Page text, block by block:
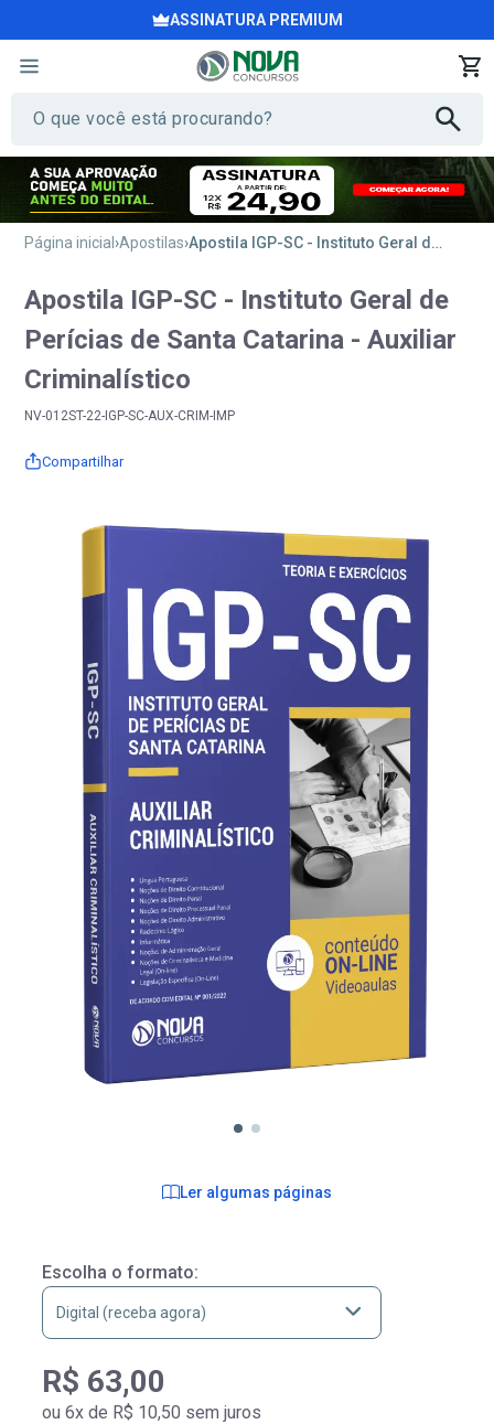
ASSINATURA PREMIUM
Página inicial Apostilas Apostila IGP-SC - Instituto Geral de Perícias de Santa Catarina - Auxiliar Criminalístico
Ler algumas páginas
Apostila IGP-SC - Instituto Geral de
Perícias de Santa Catarina - Auxiliar
Criminalístico
NV-012ST-22-IGP-SC-AUX-CRIM-IMP
Compartilhar
Escolha o formato:
R$ 63,00
ou 6x de R$ 10,50 sem juros